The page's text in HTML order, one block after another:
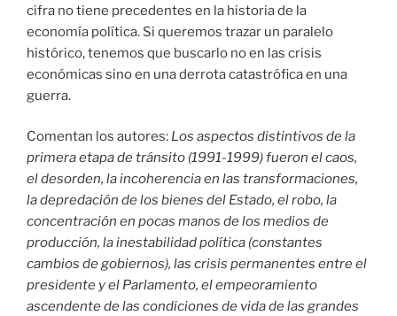
cifra no tiene precedentes en la historia de la
economía política. Si queremos trazar un paralelo
histórico, tenemos que buscarlo no en las crisis
económicas sino en una derrota catastrófica en una
guerra.
Comentan los autores: Los aspectos distintivos de la
primera etapa de tránsito (1991-1999) fueron el caos,
el desorden, la incoherencia en las transformaciones,
la depredación de los bienes del Estado, el robo, la
concentración en pocas manos de los medios de
producción, la inestabilidad política (constantes
cambios de gobiernos), las crisis permanentes entre el
presidente y el Parlamento, el empeoramiento
ascendente de las condiciones de vida de las grandes